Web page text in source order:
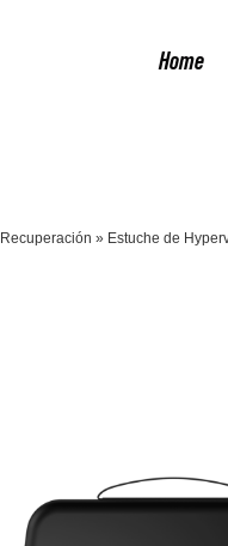
Home
Recuperación » Estuche de